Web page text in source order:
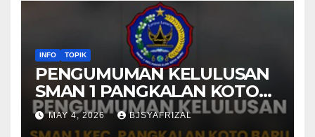
INFO TOPIK
PENGUMUMAN KELULUSAN
SMAN 1 PANGKALAN KOTO
BARU TAHUN AJARAN 2025-
2026
MAY 4, 2026 BJSYAFRIZAL